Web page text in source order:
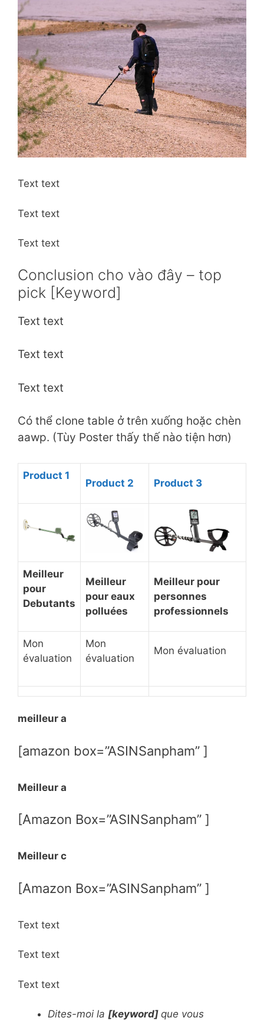
Text text
Text text
Text text
Conclusion cho vào đây – top
pick [Keyword]
Text text
Text text
Text text
Có thể clone table ở trên xuống hoặc chèn
aawp. (Tùy Poster thấy thế nào tiện hơn)
Product 1
Product 2 Product 3
Meilleur
pour
Debutants
Meilleur
pour eaux
polluées
Meilleur pour
personnes
professionnels
Mon
évaluation
Mon
évaluation
Mon évaluation
​meilleur ​a
[amazon box=”ASINSanpham” ]
Meilleur a
[Amazon Box=”ASINSanpham” ]
Meilleur c
[Amazon Box=”ASINSanpham” ]
Text text
Text text
Text text
Dites-moi la [keyword] que vous